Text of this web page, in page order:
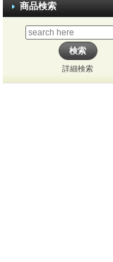
商品検索
詳細検索